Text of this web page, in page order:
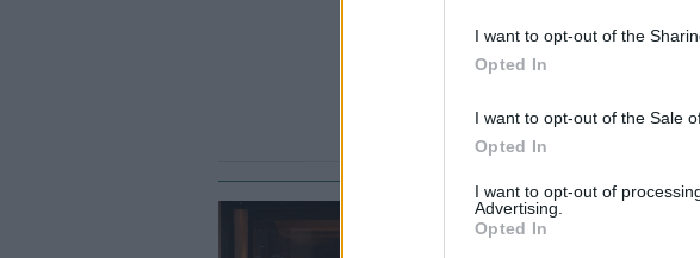
I want to opt-out of the
Opted In
I want to opt-out of the Sale
Opted In
I want to opt-out of
Advertising.
Opted InCITY BLOGGING